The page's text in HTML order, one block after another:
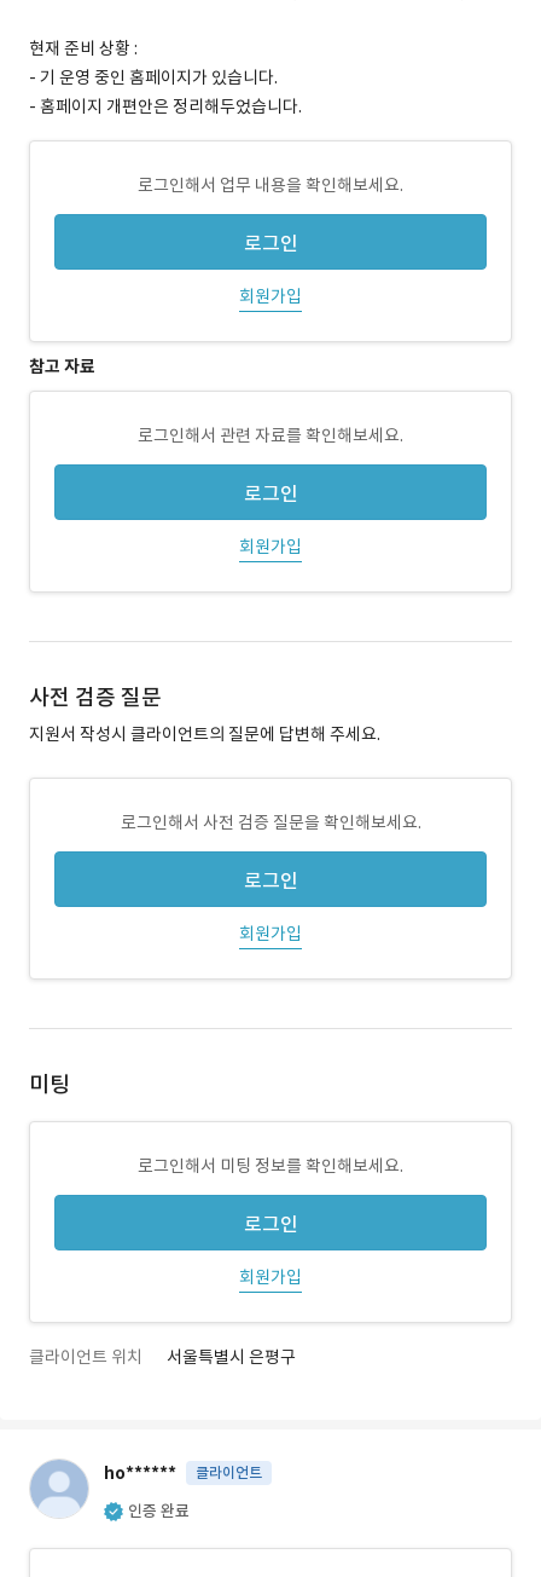
현재 준비 상황 :
- 기 운영 중인 홈페이지가 있습니다.
- 홈페이지 개편안은 정리해두었습니다.
로그인해서 업무 내용을 확인해보세요.
로그인
회원가입
참고 자료
로그인해서 관련 자료를 확인해보세요.
로그인
회원가입
사전 검증 질문
지원서 작성시 클라이언트의 질문에 답변해 주세요.
로그인해서 사전 검증 질문을 확인해보세요.
로그인
회원가입
미팅
로그인해서 미팅 정보를 확인해보세요.
로그인
회원가입
클라이언트 위치 서울특별시 은평구
ho****** 클라이언트
인증 완료